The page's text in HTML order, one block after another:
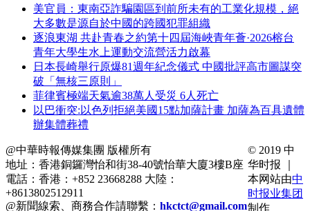
美官員：東南亞詐騙園區到前所未有的工業化規模，絕
大多數是源自於中國的跨國犯罪組織
逐浪東湖 共赴青春之約第十四屆海峽青年薈·2026榕台
青年大學生水上運動交流營活力啟幕
日本長崎舉行原爆81週年紀念儀式 中國批評高市圖謀突
破「無核三原則」
菲律賓極端天氣逾38萬人受災 6人死亡
以巴衝突:以色列拒絕美國15點加薩計畫 加薩為百具遺體
辦集體葬禮
@中華時報傳媒集團 版權所有
地址：香港銅鑼灣怡和街38-40號怡華大廈3樓B座
電話：香港：+852 23668288 大陸：
+8613802512911
@新聞線索、商務合作請聯繫： hkctct@gmail.com
© 2019 中
华时报 ｜
本网站由中
时报业集团
制作